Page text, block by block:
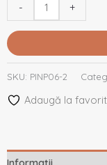
- +
SKU: PINP06-2
Adaugă la